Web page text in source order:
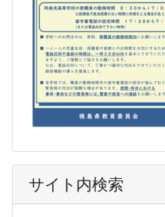
サイト内検索